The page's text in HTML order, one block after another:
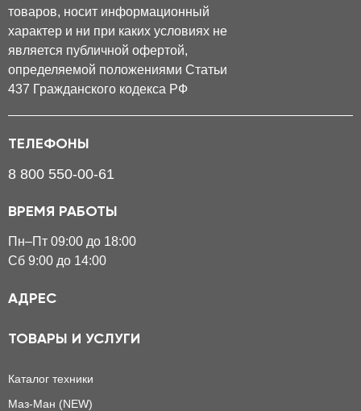
товаров, носит информационный
характер и ни при каких условиях не
является публичной офертой,
определяемой положениями Статьи
437 Гражданского кодекса РФ
ТЕЛЕФОНЫ
8 800 550-00-61
ВРЕМЯ РАБОТЫ
Пн–Пт 09:00 до 18:00
Сб 9:00 до 14:00
АДРЕС
ТОВАРЫ И УСЛУГИ
Каталог техники
Маз-Ман (NEW)